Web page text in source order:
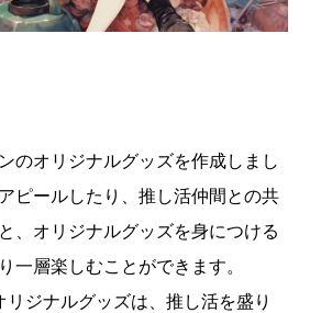
のオリジナルグッズを作成しまし
ピールしたり、推し活仲間との共
、オリジナルグッズを身につける
一層楽しむことができます。
ジナルグッズは、推し活を盛り